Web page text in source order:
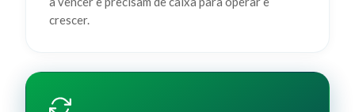
crescer.